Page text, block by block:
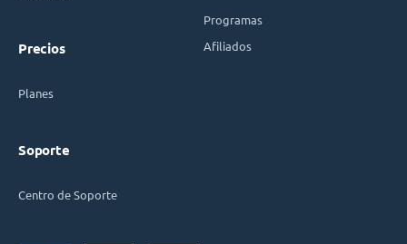
Precios
Planes
Soporte
Centro de Soporte
Programas
Afiliados